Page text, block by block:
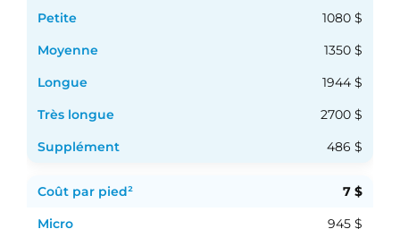
1080 $
1350 $
1944 $
2700 $
486 $
7 $
945 $